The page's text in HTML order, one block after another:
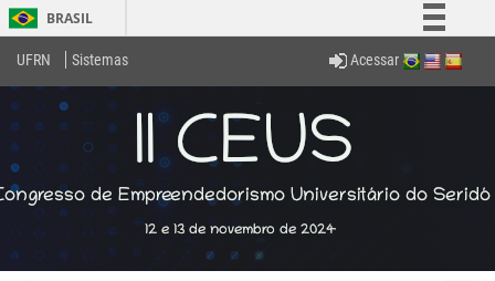
BRASIL
Simplifique!
Comunica BR
Participe
Acesso à informação
Legislação
Canais
UFRN Sistemas Acessar